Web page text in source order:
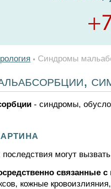
• Синдромы
- синдромы,
могут
связанные
кожные